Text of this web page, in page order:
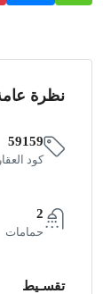
نظرة
59159
كود العقار
2
حمامات
تقسـيط